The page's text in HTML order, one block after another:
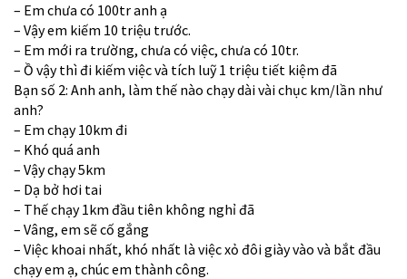
– Em chưa có 100tr anh ạ
– Vậy em kiếm 10 triệu trước.
– Em mới ra trường, chưa có việc, chưa có 10tr.
– Ồ vậy thì đi kiếm việc và tích luỹ 1 triệu tiết kiệm đã
Bạn số 2: Anh anh, làm thế nào chạy dài vài chục km/lần như
anh?
– Em chạy 10km đi
– Khó quá anh
– Vậy chạy 5km
– Dạ bở hơi tai
– Thế chạy 1km đầu tiên không nghỉ đã
– Vâng, em sẽ cố gắng
– Việc khoai nhất, khó nhất là việc xỏ đôi giày vào và bắt đầu
chạy em ạ, chúc em thành công.